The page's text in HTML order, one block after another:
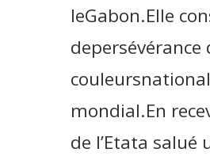
leGabon.Elle
mondial.En
de l’Etata